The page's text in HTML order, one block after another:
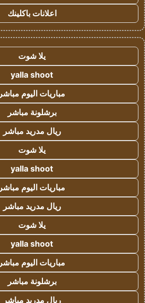
اعلانات باكلينك
يلا شوت
yalla shoot
مباريات اليوم مباشر
برشلونة مباشر
ريال مدريد مباشر
يلا شوت
yalla shoot
مباريات اليوم مباشر
ريال مدريد مباشر
يلا شوت
yalla shoot
مباريات اليوم مباشر
برشلونة مباشر
ريال مدريد مباشر